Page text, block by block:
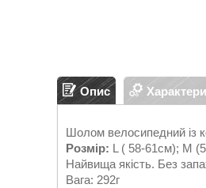
Опис
Шолом велосипедний із
Розмір: L ( 58-61см); М
Найвища якість. Без
Вага: 292г